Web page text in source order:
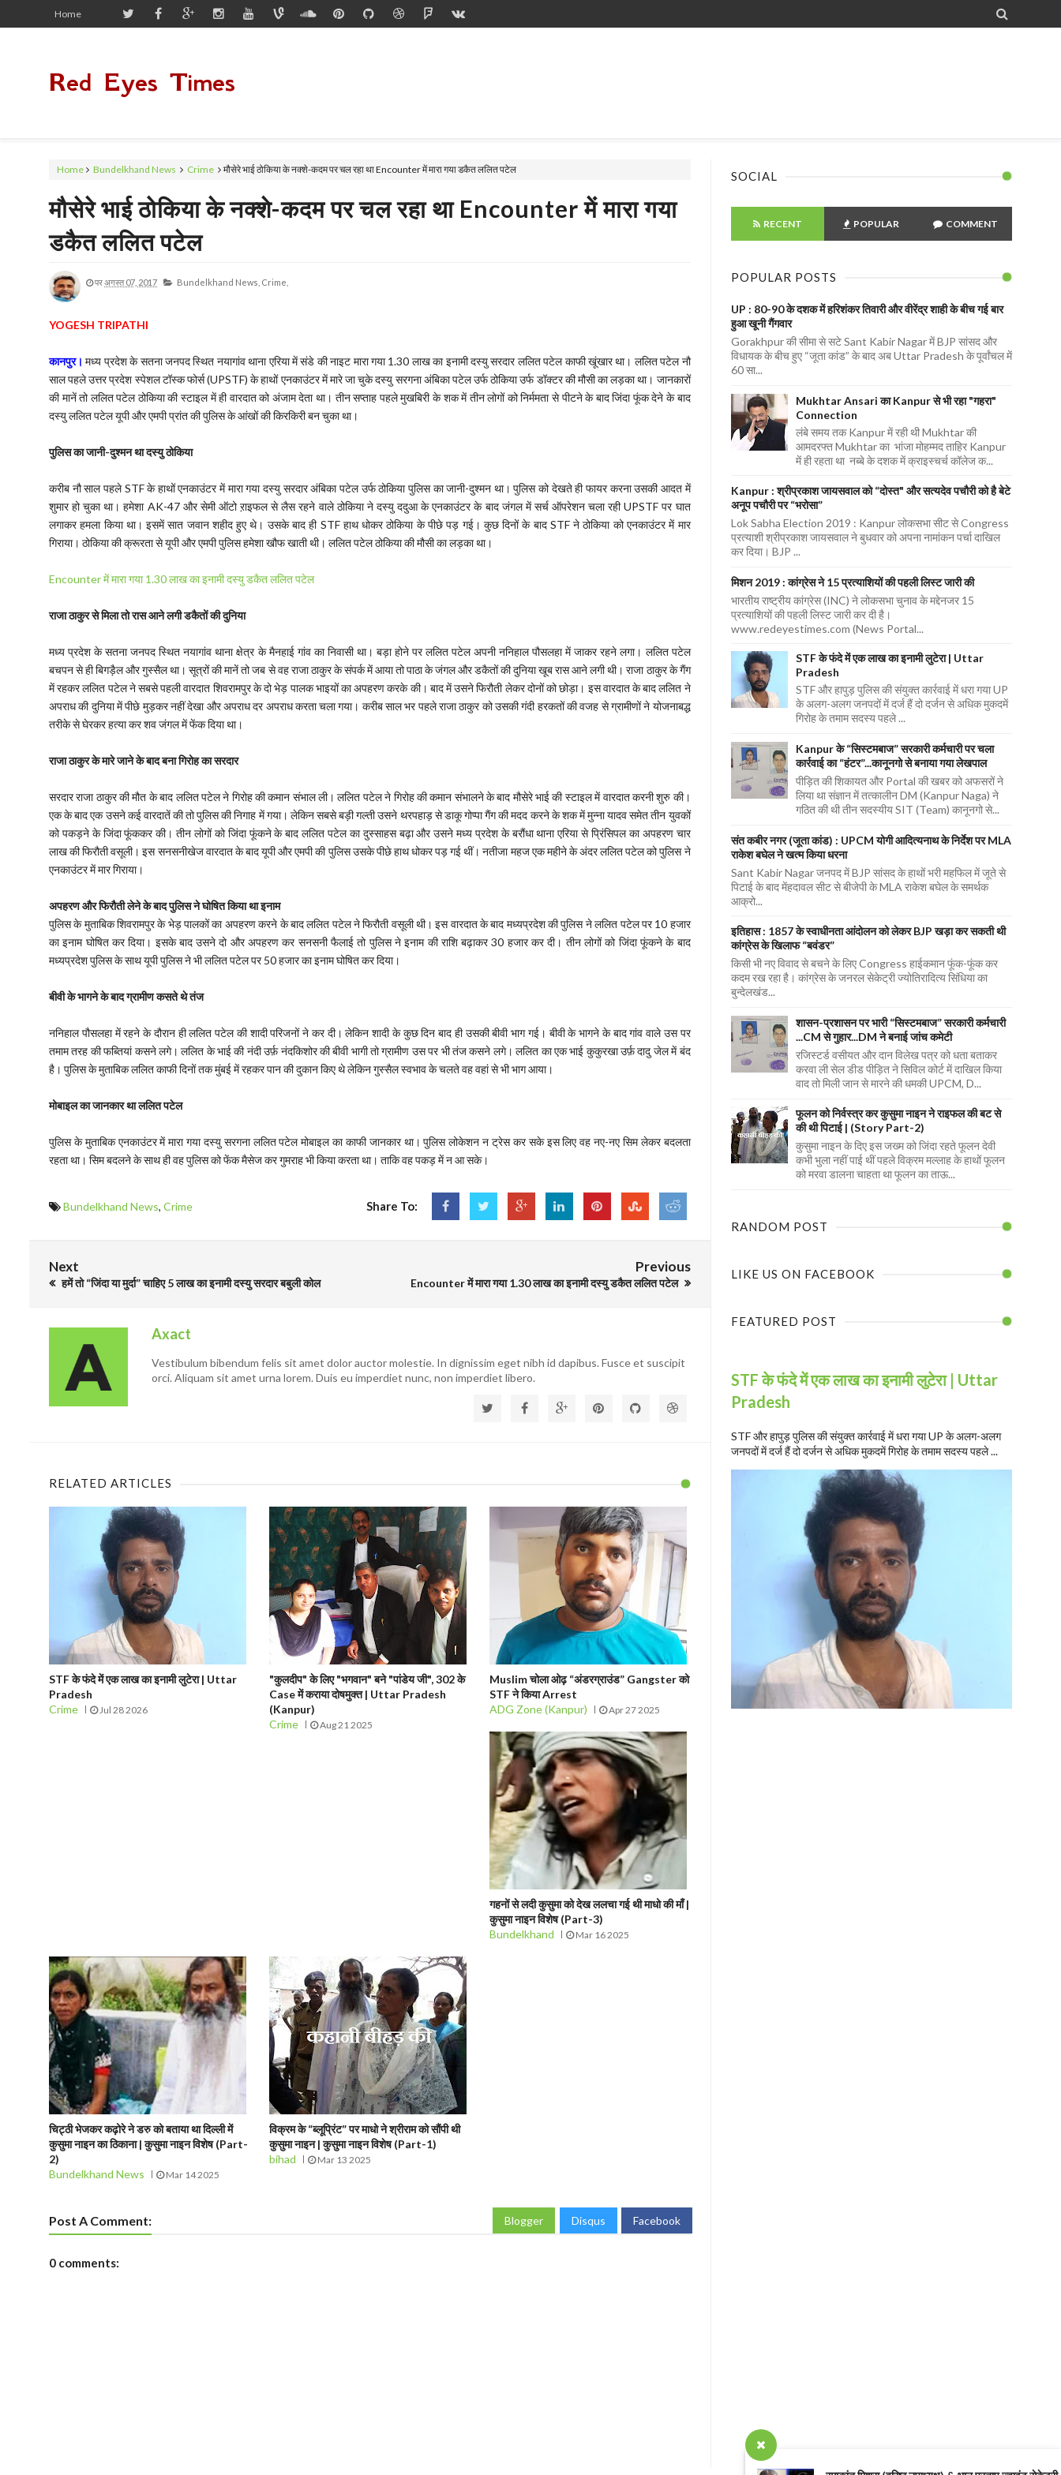
Home 
Red Eyes Times
Home Bundelkhand News Crime मौसेरे भाई ठोकिया के नक्शे-कदम पर चल रहा था Encounter में मारा गया डकैत ललित पटेल
मौसेरे भाई ठोकिया के नक्शे-कदम पर चल रहा था Encounter में मारा गया
डकैत ललित पटेल
परअगस्त 07, 2017 Bundelkhand News, Crime,
YOGESH TRIPATHI
कानपुर। मध्य प्रदेश के सतना जनपद स्थित नयागांव थाना एरिया में संडे की नाइट मारा गया 1.30 लाख का इनामी दस्यु सरदार ललित पटेल काफी खूंखार था। ललित पटेल नौ
साल पहले उत्तर प्रदेश स्पेशल टॉस्क फोर्स (UPSTF) के हाथों एनकाउंटर में मारे जा चुके दस्यु सरगना अंबिका पटेल उर्फ ठोकिया उर्फ डॉक्टर की मौसी का लड़का था। जानकारों
की मानें तो ललित पटेल ठोकिया की स्टाइल में ही वारदात को अंजाम देता था। तीन सप्ताह पहले मुखबिरी के शक में तीन लोगों को निर्ममता से पीटने के बाद जिंदा फूंक देने के बाद
दस्यु ललित पटेल यूपी और एमपी प्रांत की पुलिस के आंखों की किरकिरी बन चुका था।
पुलिस का जानी-दुश्मन था दस्यु ठोकिया
करीब नौ साल पहले STF के हाथों एनकाउंटर में मारा गया दस्यु सरदार अंबिका पटेल उर्फ ठोकिया पुलिस का जानी-दुश्मन था। पुलिस को देखते ही फायर करना उसकी आदत में
शुमार हो चुका था। हमेशा AK-47 और सेमी ऑटो ऱाइफल से लैस रहने वाले ठोकिया ने दस्यु ददुआ के एनकाउंटर के बाद जंगल में सर्च ऑपरेशन चला रही UPSTF पर घात
लगाकर हमला किया था। इसमें सात जवान शहीद हुए थे। उसके बाद ही STF हाथ धोकर ठोकिया के पीछे पड़ गई। कुछ दिनों के बाद STF ने ठोकिया को एनकाउंटर में मार
गिराया। ठोकिया की क्रूरता से यूपी और एमपी पुलिस हमेशा खौफ खाती थी। ललित पटेल ठोकिया की मौसी का लड़का था।
Encounter में मारा गया 1.30 लाख का इनामी दस्यु डकैत ललित पटेल
राजा ठाकुर से मिला तो रास आने लगी डकैतों की दुनिया
मध्य प्रदेश के सतना जनपद स्थित नयागांव थाना क्षेत्र के मैनहाई गांव का निवासी था। बड़ा होने पर ललित पटेल अपनी ननिहाल पौसलहा में जाकर रहने लगा। ललित पटेल
बचपन से ही बिगड़ैल और गुस्सैल था। सूत्रों की मानें तो जब से वह राजा ठाकुर के संपर्क में आया तो पाठा के जंगल और डकैतों की दुनिया खूब रास आने लगी थी। राजा ठाकुर के गैंग
में रहकर ललित पटेल ने सबसे पहली वारदात शिवरामपुर के दो भेड़ पालक भाइयों का अपहरण करके की। बाद में उसने फिरौती लेकर दोनों को छोड़ा। इस वारदात के बाद ललित ने
अपराध की दुनिया में पीछे मुड़कर नहीं देखा और अपराध दर अपराध करता चला गया। करीब साल भर पहले राजा ठाकुर को उसकी गंदी हरकतों की वजह से ग्रामीणों ने योजनाबद्ध
तरीके से घेरकर हत्या कर शव जंगल में फेंक दिया था।
राजा ठाकुर के मारे जाने के बाद बना गिरोह का सरदार
सरदार राजा ठाकुर की मौत के बाद ललित पटेल ने गिरोह की कमान संभाल ली। ललित पटेल ने गिरोह की कमान संभालने के बाद मौसेरे भाई की स्टाइल में वारदात करनी शुरु की।
एक के बाद एक उसने कई वारदातें की तो पुलिस की निगाह में गया। लेकिन सबसे बड़ी गल्ती उसने थरपहाड़ से डाकू गोप्पा गैंग की मदद करने के शक में मुन्ना यादव समेत तीन युवकों
को पकड़ने के जिंदा फूंककर की। तीन लोगों को जिंदा फूंकने के बाद ललित पटेल का दुस्साहस बढ़ा और उसने मध्य प्रदेश के बरौंधा थाना एरिया से प्रिंसिपल का अपहरण चार
लाख की फिरौती वसूली। इस सनसनीखेज वारदात के बाद यूपी और एमपी की पुलिस उसके पीछे हाथ धोकर पड़ गई थीं। नतीजा महज एक महीने के अंदर ललित पटेल को पुलिस ने
एनकाउंटर में मार गिराया।
अपहरण और फिरौती लेने के बाद पुलिस ने घोषित किया था इनाम
पुलिस के मुताबिक शिवरामपुर के भेड़ पालकों का अपहरण करने के बाद ललित पटेल ने फिरौती वसूली थी। इस वारदात के बाद मध्यप्रदेश की पुलिस ने ललित पटेल पर 10 हजार
का इनाम घोषित कर दिया। इसके बाद उसने दो और अपहरण कर सनसनी फैलाई तो पुलिस ने इनाम की राशि बढ़ाकर 30 हजार कर दी। तीन लोगों को जिंदा फूंकने के बाद
मध्यप्रदेश पुलिस के साथ यूपी पुलिस ने भी ललित पटेल पर 50 हजार का इनाम घोषित कर दिया।
बीवी के भागने के बाद ग्रामीण कसते थे तंज
ननिहाल पौसलहा में रहने के दौरान ही ललित पटेल की शादी परिजनों ने कर दी। लेकिन शादी के कुछ दिन बाद ही उसकी बीवी भाग गई। बीवी के भागने के बाद गांव वाले उस पर
तमाम तरह की फब्तियां कसने लगे। ललित के भाई की नंदी उर्फ़ नंदकिशोर की बीवी भागी तो ग्रामीण उस पर भी तंज कसने लगे। ललित का एक भाई कुकुरखा उर्फ़ दादु जेल में बंद
है। पुलिस के मुताबिक ललित काफी दिनों तक मुंबई में रहकर पान की दुकान किए थे लेकिन गुस्सैल स्वभाव के चलते वह वहां से भी भाग आया।
मोबाइल का जानकार था ललित पटेल
पुलिस के मुताबिक एनकाउंटर में मारा गया दस्यु सरगना ललित पटेल मोबाइल का काफी जानकार था। पुलिस लोकेशन न ट्रेस कर सके इस लिए वह नए-नए सिम लेकर बदलता
रहता था। सिम बदलने के साथ ही वह पुलिस को फेंक मैसेज कर गुमराह भी किया करता था। ताकि वह पकड़ में न आ सके।
Bundelkhand News, Crime Share To:
Next
हमें तो “जिंदा या मुर्दा” चाहिए 5 लाख का इनामी दस्यु सरदार बबुली कोल
Previous
Encounter में मारा गया 1.30 लाख का इनामी दस्यु डकैत ललित पटेल
Axact
Vestibulum bibendum felis sit amet dolor auctor molestie. In dignissim eget nibh id dapibus. Fusce et suscipit
orci. Aliquam sit amet urna lorem. Duis eu imperdiet nunc, non imperdiet libero.
RELATED ARTICLES
STF के फंदे में एक लाख का इनामी लुटेरा | Uttar
Pradesh
Crime
Jul 28 2026
"कुलदीप" के लिए "भगवान" बने "पांडेय जी", 302 के
Case में कराया दोषमुक्त | Uttar Pradesh
(Kanpur)
Crime
Aug 21 2025
Muslim चोला ओढ़ “अंडरग्राउंड” Gangster को
STF ने किया Arrest
ADG Zone (Kanpur)
Apr 27 2025
गहनों से लदी कुसुमा को देख ललचा गई थी माधो की माँ |
कुसुमा नाइन विशेष (Part-3)
Bundelkhand
Mar 16 2025
चिट्ठी भेजकर कढ़ोरे ने डरु को बताया था दिल्ली में
कुसुमा नाइन का ठिकाना | कुसुमा नाइन विशेष (Part-
2)
Bundelkhand News
Mar 14 2025
विक्रम के “ब्लूप्रिंट” पर माधो ने श्रीराम को सौंपी थी
कुसुमा नाइन | कुसुमा नाइन विशेष (Part-1)
bihad
Mar 13 2025
Post A Comment: Blogger Disqus Facebook
0 comments:
SOCIAL
RECENT POPULAR COMMENT
POPULAR POSTS
UP : 80-90 के दशक में हरिशंकर तिवारी और वीरेंद्र शाही के बीच गई बार
हुआ खूनी गैंगवार
Gorakhpur की सीमा से सटे Sant Kabir Nagar में BJP सांसद और
विधायक के बीच हुए “जूता कांड” के बाद अब Uttar Pradesh के पूर्वांचल में
60 सा...
Mukhtar Ansari का Kanpur से भी रहा "गहरा"
Connection
लंबे समय तक Kanpur में रही थी Mukhtar की
आमदरफ्त Mukhtar का भांजा मोहम्मद ताहिर Kanpur
में ही रहता था नब्बे के दशक में क्राइस्चर्च कॉलेज क...
Kanpur : श्रीप्रकाश जायसवाल को “दोस्त" और सत्यदेव पचौरी को है बेटे
अनूप पचौरी पर “भरोसा”
Lok Sabha Election 2019 : Kanpur लोकसभा सीट से Congress
प्रत्याशी श्रीप्रकाश जायसवाल ने बुधवार को अपना नामांकन पर्चा दाखिल
कर दिया। BJP ...
मिशन 2019 : कांग्रेस ने 15 प्रत्याशियों की पहली लिस्ट जारी की
भारतीय राष्ट्रीय कांग्रेस (INC) ने लोकसभा चुनाव के मद्देनजर 15
प्रत्याशियों की पहली लिस्ट जारी कर दी है।
www.redeyestimes.com (News Portal...
STF के फंदे में एक लाख का इनामी लुटेरा | Uttar
Pradesh
STF और हापुड़ पुलिस की संयुक्त कार्रवाई में धरा गया UP
के अलग-अलग जनपदों में दर्ज हैं दो दर्जन से अधिक मुकदमें
गिरोह के तमाम सदस्य पहले ...
Kanpur के “सिस्टमबाज” सरकारी कर्मचारी पर चला
कार्रवाई का “हंटर”...कानूनगो से बनाया गया लेखपाल
पीड़ित की शिकायत और Portal की खबर को अफसरों ने
लिया था संज्ञान में तत्कालीन DM (Kanpur Naga) ने
गठित की थी तीन सदस्यीय SIT (Team) कानूनगो से...
संत कबीर नगर (जूता कांड) : UPCM योगी आदित्यनाथ के निर्देश पर MLA
राकेश बघेल ने खत्म किया धरना
Sant Kabir Nagar जनपद में BJP सांसद के हाथों भरी महफिल में जूते से
पिटाई के बाद मेंहदावल सीट से बीजेपी के MLA राकेश बघेल के समर्थक
आक्रो...
इतिहास : 1857 के स्वाधीनता आंदोलन को लेकर BJP खड़ा कर सकती थी
कांग्रेस के खिलाफ “बवंडर”
किसी भी नए विवाद से बचने के लिए Congress हाईकमान फूंक-फूंक कर
कदम रख रहा है। कांग्रेस के जनरल सेकेट्री ज्योतिरादित्य सिंधिया का
बुन्देलखंड...
शासन-प्रशासन पर भारी “सिस्टमबाज” सरकारी कर्मचारी
...CM से गुहार...DM ने बनाई जांच कमेटी
रजिस्टर्ड वसीयत और दान विलेख पत्र को धता बताकर
करवा ली सेल डीड पीड़ित ने सिविल कोर्ट में दाखिल किया
वाद तो मिली जान से मारने की धमकी UPCM, D...
फूलन को निर्वस्त्र कर कुसुमा नाइन ने राइफल की बट से
की थी पिटाई | (Story Part-2)
कुसुमा नाइन के दिए इस जख्म को जिंदा रहते फूलन देवी
कभी भुला नहीं पाई थीं पहले विक्रम मल्लाह के हाथों फूलन
को मरवा डालना चाहता था फूलन का ताऊ...
RANDOM POST
LIKE US ON FACEBOOK
FEATURED POST
STF के फंदे में एक लाख का इनामी लुटेरा | Uttar
Pradesh
STF और हापुड़ पुलिस की संयुक्त कार्रवाई में धरा गया UP के अलग-अलग
जनपदों में दर्ज हैं दो दर्जन से अधिक मुकदमें गिरोह के तमाम सदस्य पहले ...